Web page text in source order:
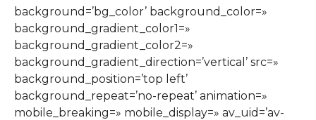
background=’bg_color’ background_color=»
background_gradient_color1=»
background_gradient_color2=»
background_gradient_direction=’vertical’ src=»
background_position=’top left’
background_repeat=’no-repeat’ animation=»
mobile_breaking=» mobile_display=» av_uid=’av-